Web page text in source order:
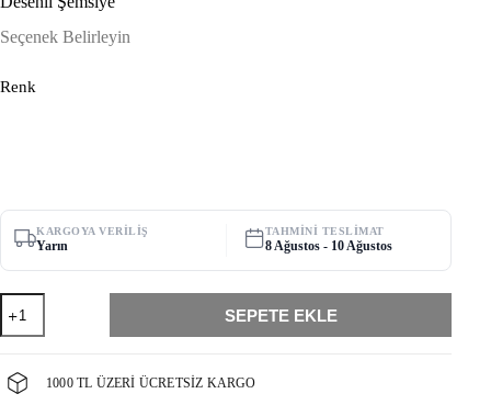
Seçenek Belirleyin
Renk
KARGOYA VERILIŞ
Yarın
TAHMINI TESLIMAT
8 Ağustos - 10 Ağustos
Lacivert
Telli
Otomatik
Rüzgara
SEPETE EKLE
1000 TL ÜZERI ÜCRETSIZ KARGO